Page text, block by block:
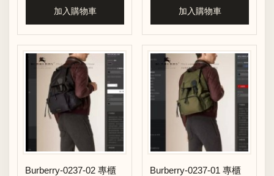
加入購物車 加入購物車
Burberry-0237-02 專櫃
Burberry-0237-01 專櫃